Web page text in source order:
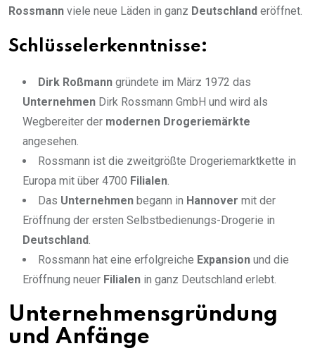
Rossmann viele neue Läden in ganz Deutschland eröffnet.
Schlüsselerkenntnisse:
Dirk Roßmann gründete im März 1972 das
Unternehmen Dirk Rossmann GmbH und wird als
Wegbereiter der modernen Drogeriemärkte
angesehen.
Rossmann ist die zweitgrößte Drogeriemarktkette in
Europa mit über 4700 Filialen.
Das Unternehmen begann in Hannover mit der
Eröffnung der ersten Selbstbedienungs-Drogerie in
Deutschland.
Rossmann hat eine erfolgreiche Expansion und die
Eröffnung neuer Filialen in ganz Deutschland erlebt.
Unternehmensgründung
und Anfänge